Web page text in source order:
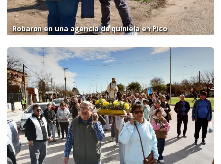
Robaron en una agencia de quiniela en Pico